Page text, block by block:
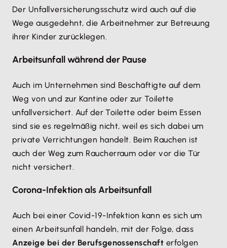
Der Unfallversicherungsschutz wird auch auf die
Wege ausgedehnt, die Arbeitnehmer zur Betreuung
ihrer Kinder zurücklegen.
Arbeitsunfall während der Pause
Auch im Unternehmen sind Beschäftigte auf dem
Weg von und zur Kantine oder zur Toilette
unfallversichert. Auf der Toilette oder beim Essen
sind sie es regelmäßig nicht, weil es sich dabei um
private Verrichtungen handelt. Beim Rauchen ist
auch der Weg zum Raucherraum oder vor die Tür
nicht versichert.
Corona-Infektion als Arbeitsunfall
Auch bei einer Covid-19-Infektion kann es sich um
einen Arbeitsunfall handeln, mit der Folge, dass
Anzeige bei der Berufsgenossenschaft erfolgen